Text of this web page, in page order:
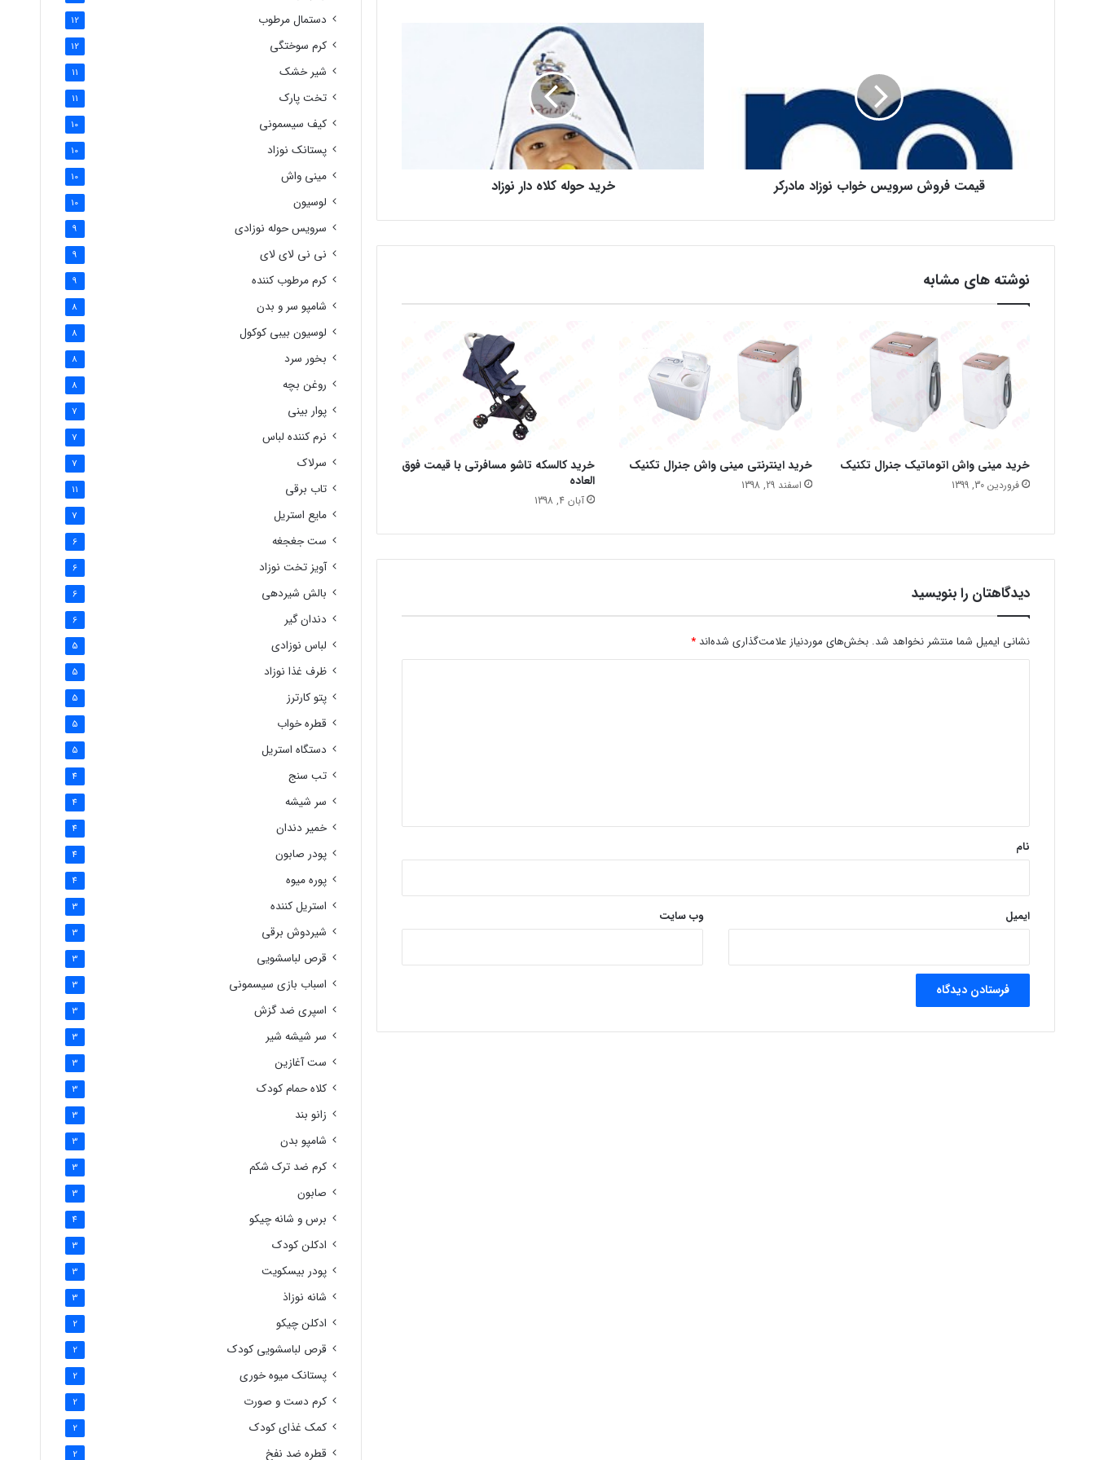
قیمت فروش سرویس خواب نوزاد مادرکر خرید حوله کلاه دار نوزاد
نوشته های مشابه
خرید مینی واش اتوماتیک جنرال تکنیک
فروردین 30, 1399
خرید اینترنتی مینی واش جنرال تکنیک
اسفند 29, 1398
خرید کالسکه تاشو مسافرتی با قیمت فوق
العاده
آبان 4, 1398
دیدگاهتان را بنویسید
نشانی ایمیل شما منتشر نخواهد شد. بخش‌های موردنیاز علامت‌گذاری شده‌اند *
نام
ایمیل وب‌ سایت
دستمال مرطوب 12
کرم سوختگی 12
شیر خشک 11
تخت پارک 11
کیف سیسمونی 10
پستانک نوزاد 10
مینی واش 10
لوسیون 10
سرویس حوله نوزادی 9
نی نی لای لای 9
کرم مرطوب کننده 9
شامپو سر و بدن 8
لوسیون بیبی کوکول 8
بخور سرد 8
روغن بچه 8
پوار بینی 7
نرم کننده لباس 7
سرلاک 7
تاب برقی 11
مایع استریل 7
ست جغجغه 6
آویز تخت نوزاد 6
بالش شیردهی 6
دندان گیر 6
لباس نوزادی 5
ظرف غذا نوزاد 5
پتو کارترز 5
قطره خواب 5
دستگاه استریل 5
تب سنج 4
سر شیشه 4
خمیر دندان 4
پودر صابون 4
پوره میوه 4
استریل کننده 3
شیردوش برقی 3
قرص لباسشویی 3
اسباب بازی سیسمونی 3
اسپری ضد گزش 3
سر شیشه شیر 3
ست آغازین 3
کلاه حمام کودک 3
زانو بند 3
شامپو بدن 3
کرم ضد ترک شکم 3
صابون 3
برس و شانه چیکو 4
ادکلن کودک 3
پودر بیسکویت 3
شانه نوزاذ 3
ادکلن چیکو 2
قرص لباسشویی کودک 2
پستانک میوه خوری 2
کرم دست و صورت 2
کمک غذای کودک 2
قطره ضد نفخ 2